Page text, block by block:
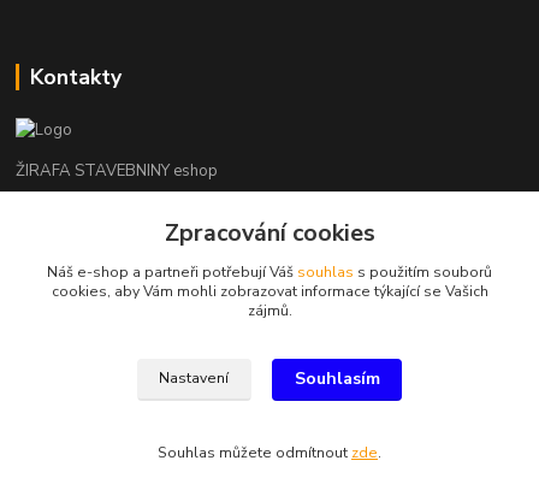
Kontakty
ŽIRAFA STAVEBNINY eshop
+420 312 685 342
kladno@zirafa-stavebniny.cz
Zpracování cookies
Náš e-shop a partneři potřebují Váš souhlas s použitím souborů
cookies, aby Vám mohli zobrazovat informace týkající se Vašich
zájmů.
Nastavení Souhlasím
Souhlas můžete odmítnout zde.